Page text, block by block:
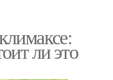
ли это